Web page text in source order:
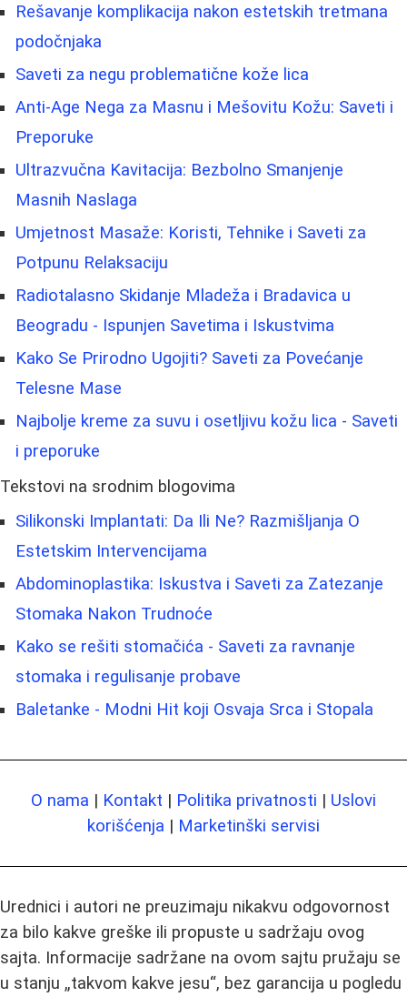
Rešavanje komplikacija nakon estetskih tretmana
podočnjaka
Saveti za negu problematične kože lica
Anti-Age Nega za Masnu i Mešovitu Kožu: Saveti i
Preporuke
Ultrazvučna Kavitacija: Bezbolno Smanjenje
Masnih Naslaga
Umjetnost Masaže: Koristi, Tehnike i Saveti za
Potpunu Relaksaciju
Radiotalasno Skidanje Mladeža i Bradavica u
Beogradu - Ispunjen Savetima i Iskustvima
Kako Se Prirodno Ugojiti? Saveti za Povećanje
Telesne Mase
Najbolje kreme za suvu i osetljivu kožu lica - Saveti
i preporuke
Tekstovi na srodnim blogovima
Silikonski Implantati: Da Ili Ne? Razmišljanja O
Estetskim Intervencijama
Abdominoplastika: Iskustva i Saveti za Zatezanje
Stomaka Nakon Trudnoće
Kako se rešiti stomačića - Saveti za ravnanje
stomaka i regulisanje probave
Baletanke - Modni Hit koji Osvaja Srca i Stopala
O nama | Kontakt | Politika privatnosti | Uslovi
korišćenja | Marketinški servisi
Urednici i autori ne preuzimaju nikakvu odgovornost
za bilo kakve greške ili propuste u sadržaju ovog
sajta. Informacije sadržane na ovom sajtu pružaju se
u stanju „takvom kakve jesu“, bez garancija u pogledu